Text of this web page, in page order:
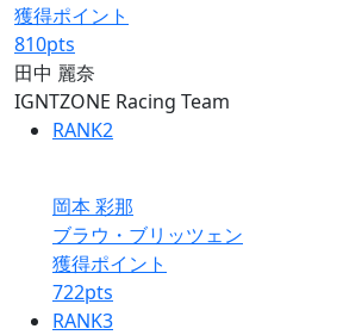
獲得ポイント
810pts
田中 麗奈
IGNTZONE Racing Team
RANK2
岡本 彩那
ブラウ・ブリッツェン
獲得ポイント
722pts
RANK3